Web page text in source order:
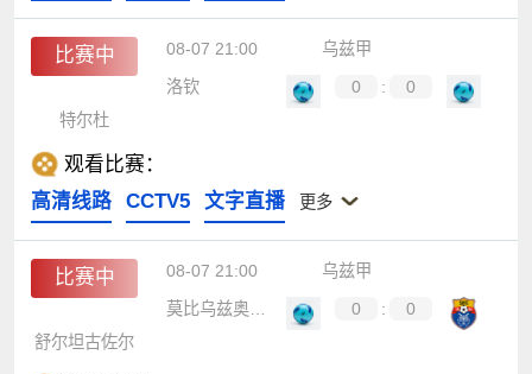
比赛中 08-07 21:00
乌兹甲
洛钦
0 :
0
特尔杜
观看比赛：
高清线路
CCTV5 文字直播 更多
比赛中 08-07 21:00
乌兹甲
莫比乌兹奥林匹克
0 :
0
舒尔坦古佐尔